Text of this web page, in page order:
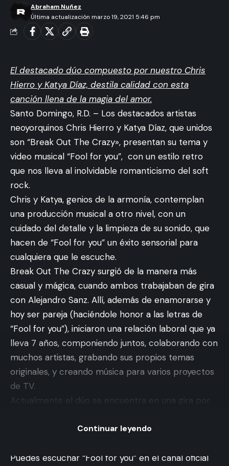
Última actualización marzo 19, 2021 5:46 pm
Abraham Nuñez
El destacado dúo compuesto por nuestro Chris
Hierro y Katya Díaz, destila calidad con esta
canción llena de la magia del amor.
Santo Domingo, R.D. – Los destacados artistas
neoyorquinos Chris Hierro y Katya Díaz, que unidos
son “Break Out The Crazy», presentan su tema y
video musical “Fool for you”, con un estilo retro
que nos lleva al inolvidable romanticismo del soft
rock.
Chris y Katya, genios de la armonía, contemplan
una producción musical a otro nivel, con un
cuidado del detalle y la limpieza de su sonido, que
hacen de “Fool for you” un éxito sensorial para
cualquiera que le escuche.
Break Out The Crazy surgió de la manera más
casual y mágica, cuando ambos trabajaban de gira
con Alejandro Sanz. Allí, además de enamorarse y
hoy ser pareja (haciéndole honor a las letras de
“Fool for you”), iniciaron una relación laboral que ya
lleva 7 años, componiendo juntos, colaborando con
muchos artistas, grabando sus propios temas
originales, y creando música para varios proyectos
de TV.
Actualmente el dúo se encuentra en una gira por
material, y pronto contemplan traer su proyecto
Puedes escuchar “Fool for you” en el canal oficial
Continuar leyendo